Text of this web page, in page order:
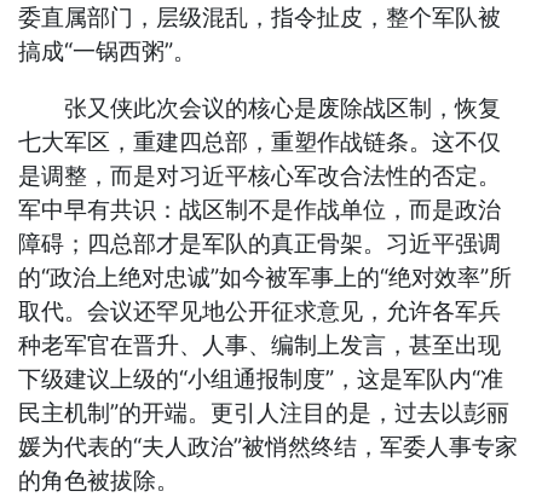
委直属部门，层级混乱，指令扯皮，整个军队被
搞成“一锅西粥”。
张又侠此次会议的核心是废除战区制，恢复
七大军区，重建四总部，重塑作战链条。这不仅
是调整，而是对习近平核心军改合法性的否定。
军中早有共识：战区制不是作战单位，而是政治
障碍；四总部才是军队的真正骨架。习近平强调
的“政治上绝对忠诚”如今被军事上的“绝对效率”所
取代。会议还罕见地公开征求意见，允许各军兵
种老军官在晋升、人事、编制上发言，甚至出现
下级建议上级的“小组通报制度”，这是军队内“准
民主机制”的开端。更引人注目的是，过去以彭丽
媛为代表的“夫人政治”被悄然终结，军委人事专家
的角色被拔除。